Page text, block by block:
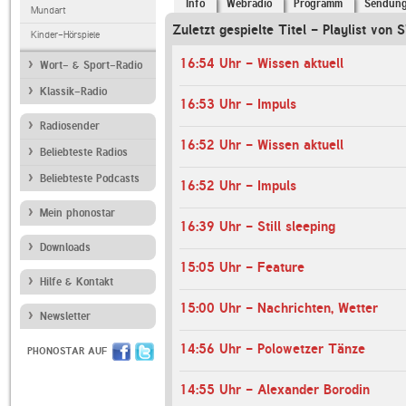
Mundart
Kinder-Hörspiele
Wort- & Sport-Radio
Klassik-Radio
Radiosender
Beliebteste Radios
Beliebteste Podcasts
Mein phonostar
Downloads
Hilfe & Kontakt
Newsletter
PHONOSTAR AUF
Info Webradio Programm
Zuletzt gespielte Titel - Playlist von
16:54 Uhr - Wissen aktuell
16:53 Uhr - Impuls
16:52 Uhr - Wissen aktuell
16:52 Uhr - Impuls
16:39 Uhr - Still sleeping
15:05 Uhr - Feature
15:00 Uhr - Nachrichten, Wetter
14:56 Uhr - Polowetzer Tänze
14:55 Uhr - Alexander Borodin